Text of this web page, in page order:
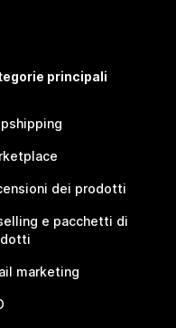
principali
dei prodotti
e pacchetti di
marketing